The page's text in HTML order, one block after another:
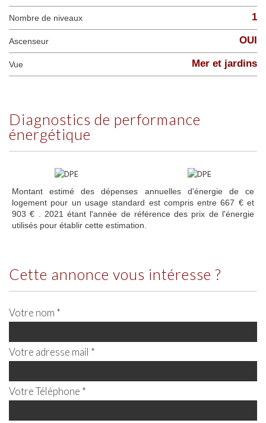
Nombre de niveaux 1
Ascenseur OUI
Vue Mer et jardins
diagnostics de performance
énergétique
Montant estimé des dépenses annuelles d'énergie de ce
logement pour un usage standard est compris entre 667 € et
903 € . 2021 étant l'année de référence des prix de l'énergie
utilisés pour établir cette estimation.
cette annonce vous intéresse ?
Votre nom *
Votre adresse mail *
Votre Téléphone *